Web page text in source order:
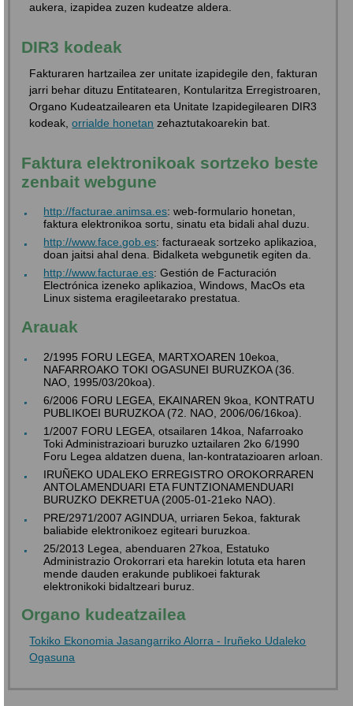
aukera, izapidea zuzen kudeatze aldera.
DIR3 kodeak
Fakturaren hartzailea zer unitate izapidegile den, fakturan
jarri behar dituzu Entitatearen, Kontularitza Erregistroaren,
Organo Kudeatzailearen eta Unitate Izapidegilearen DIR3
kodeak,orrialde honetan zehaztutakoarekin bat.
Faktura elektronikoak sortzeko beste
zenbait webgune
http://facturae.animsa.es: web-formulario honetan,
faktura elektronikoa sortu, sinatu eta bidali ahal duzu.
http://www.face.gob.es: facturaeak sortzeko aplikazioa,
doan jaitsi ahal dena. Bidalketa webgunetik egiten da.
http://www.facturae.es: Gestión de Facturación
Electrónica izeneko aplikazioa, Windows, MacOs eta
Linux sistema eragileetarako prestatua.
Arauak
2/1995 FORU LEGEA, MARTXOAREN 10ekoa,
NAFARROAKO TOKI OGASUNEI BURUZKOA (36.
NAO, 1995/03/20koa).
6/2006 FORU LEGEA, EKAINAREN 9koa, KONTRATU
PUBLIKOEI BURUZKOA (72. NAO, 2006/06/16koa).
1/2007 FORU LEGEA, otsailaren 14koa, Nafarroako
Toki Administrazioari buruzko uztailaren 2ko 6/1990
Foru Legea aldatzen duena, lan-kontratazioaren arloan.
IRUÑEKO UDALEKO ERREGISTRO OROKORRAREN
ANTOLAMENDUARI ETA FUNTZIONAMENDUARI
BURUZKO DEKRETUA (2005-01-21eko NAO).
PRE/2971/2007 AGINDUA, urriaren 5ekoa, fakturak
baliabide elektronikoez egiteari buruzkoa.
25/2013 Legea, abenduaren 27koa, Estatuko
Administrazio Orokorrari eta harekin lotuta eta haren
mende dauden erakunde publikoei fakturak
elektronikoki bidaltzeari buruz.
Organo kudeatzailea
Tokiko Ekonomia Jasangarriko Alorra - Iruñeko Udaleko
Ogasuna